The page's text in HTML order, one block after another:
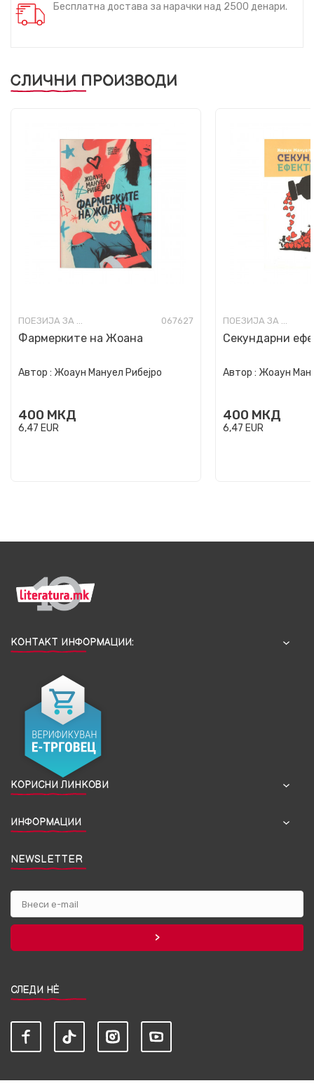
Бесплатна достава за нарачки над 2500 денари.
СЛИЧНИ ПРОИЗВОДИ
ПОЕЗИЈА ЗА ДЕЦА 067627
Фармерките на Жоана
Автор : Жоаун Мануел Рибејро
400 МКД
6,47 EUR
ПОЕЗИЈА ЗА ДЕЦА
Секундарни
Автор : Жоаун
400 МКД
6,47 EUR
КОНТАКТ ИНФОРМАЦИИ:
КОРИСНИ ЛИНКОВИ
ИНФОРМАЦИИ
NEWSLETTER
СЛЕДИ НЀ